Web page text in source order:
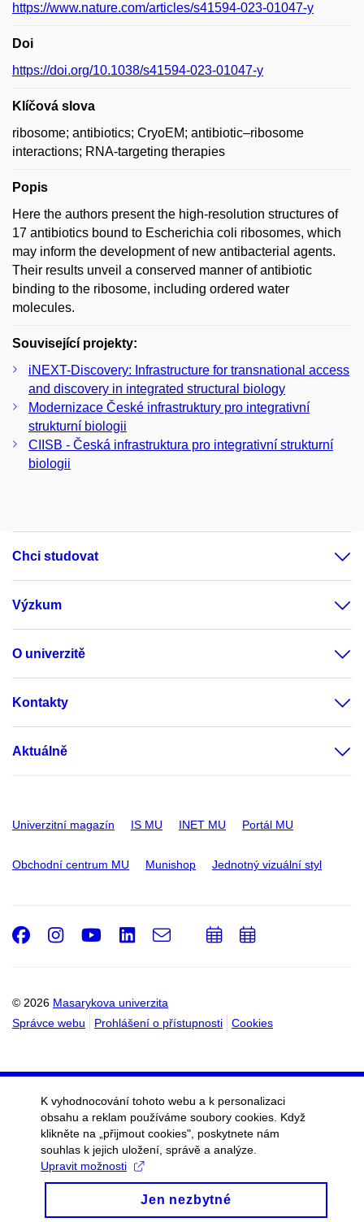
https://www.nature.com/articles/s41594-023-01047-y
Doi
https://doi.org/10.1038/s41594-023-01047-y
Klíčová slova
ribosome; antibiotics; CryoEM; antibiotic–ribosome
interactions; RNA-targeting therapies
Popis
Here the authors present the high-resolution structures of
17 antibiotics bound to Escherichia coli ribosomes, which
may inform the development of new antibacterial agents.
Their results unveil a conserved manner of antibiotic
binding to the ribosome, including ordered water
molecules.
Související projekty:
iNEXT-Discovery: Infrastructure for transnational access
and discovery in integrated structural biology
Modernizace České infrastruktury pro integrativní
strukturní biologii
CIISB - Česká infrastruktura pro integrativní strukturní
biologii
Chci studovat
Výzkum
O univerzitě
Kontakty
Aktuálně
Univerzitní magazín IS MU INET MU Portál MU
Obchodní centrum MU Munishop Jednotný vizuální styl
© 2026 Masarykova univerzita
Správce webu
Prohlášení o přístupnosti Cookies
Facebook
Instagram
Youtube
LinkedIn
e-
PřidatPřidat
K vyhodnocování tohoto webu a k personalizaci
obsahu a reklam používáme soubory cookies. Když
klikněte na „přijmout cookies", poskytnete nám
souhlas k jejich uložení, správě a analýze.
Upravit možnosti
Jen nezbytné